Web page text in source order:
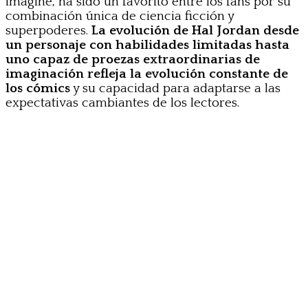
combinación única de ciencia ficción y
superpoderes. La evolución de Hal Jordan desde
un personaje con habilidades limitadas hasta
uno capaz de proezas extraordinarias de
imaginación refleja la evolución constante de
los cómicsy su capacidad para adaptarse a las
expectativas cambiantes de los lectores.